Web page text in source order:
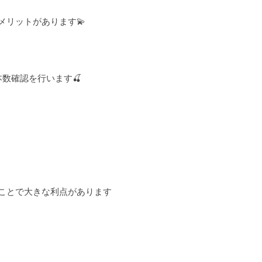
リットがあります💫
確認を行います🍒
とで大きな利点があります